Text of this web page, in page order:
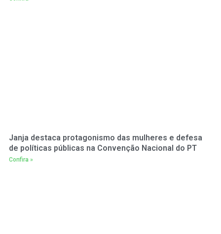
Janja destaca protagonismo das mulheres e defesa
de políticas públicas na Convenção Nacional do PT
Confira »